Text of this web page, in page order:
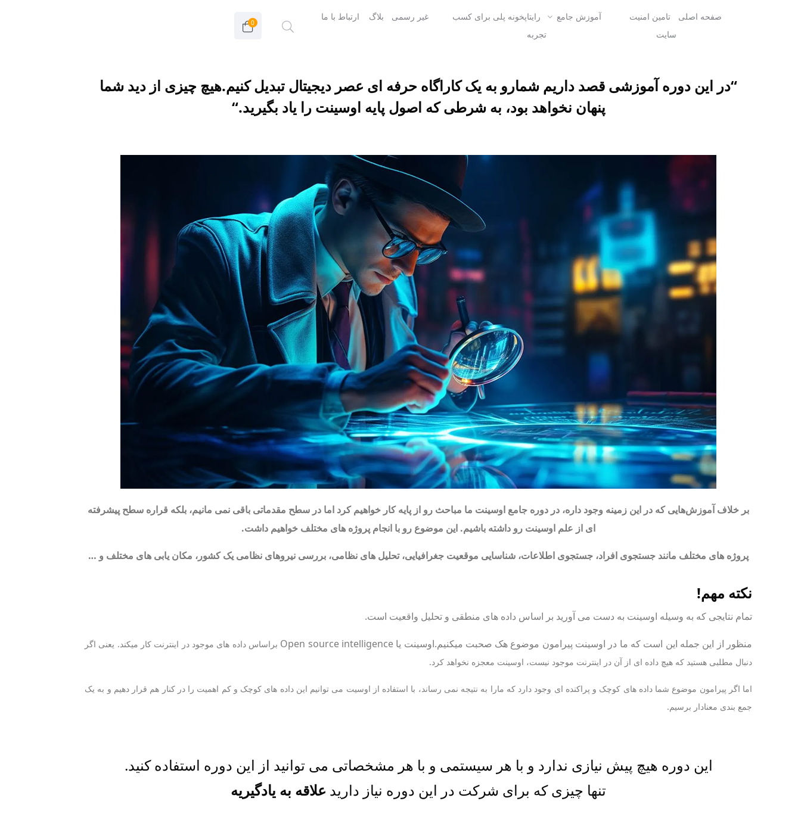
صفحه اصلی
تامین امنیت
سایت
آموزش جامع
رایتاپخونه پلی برای کسب
تجربه
غیر رسمی بلاگ ارتباط با ما
0
“در این دوره آموزشی قصد داریم شمارو به یک کاراگاه حرفه ای عصر دیجیتال تبدیل کنیم.هیچ چیزی از دید شما
پنهان نخواهد بود، به شرطی که اصول پایه اوسینت را یاد بگیرید.“
بر خلاف آموزش‌هایی که در این زمینه وجود داره، در دوره جامع اوسینت ما مباحث رو از پایه کار خواهیم کرد اما در سطح مقدماتی باقی نمی مانیم، بلکه قراره سطح پیشرفته
ای از علم اوسینت رو داشته باشیم. این موضوع رو با انجام پروژه های مختلف خواهیم داشت.
پروژه های مختلف مانند جستجوی افراد، جستجوی اطلاعات، شناسایی موقعیت جغرافیایی، تحلیل های نظامی، بررسی نیروهای نظامی یک کشور، مکان یابی های مختلف و …
نکته مهم!
تمام نتایجی که به وسیله اوسینت به دست می آورید بر اساس داده های منطقی و تحلیل واقعیت است.
منظور از این جمله این است که ما در اوسینت پیرامون موضوع هک صحبت میکنیم.اوسینت یا Open source intelligence
براساس داده های موجود در اینترنت کار میکند. یعنی اگر
دنبال مطلبی هستید که هیچ داده ای از آن در اینترنت موجود نیست، اوسینت معجزه نخواهد کرد.
اما اگر پیرامون موضوع شما داده های کوچک و پراکنده ای وجود دارد که مارا به نتیجه نمی رساند، با استفاده از اوسیت می توانیم این داده های کوچک و کم اهمیت را در کنار هم قرار دهیم و به یک
جمع بندی معنادار برسیم.
این دوره هیچ پیش نیازی ندارد و با هر سیستمی و با هر مشخصاتی می توانید از این دوره استفاده کنید.
تنها چیزی که برای شرکت در این دوره نیاز دارید علاقه به یادگیریه